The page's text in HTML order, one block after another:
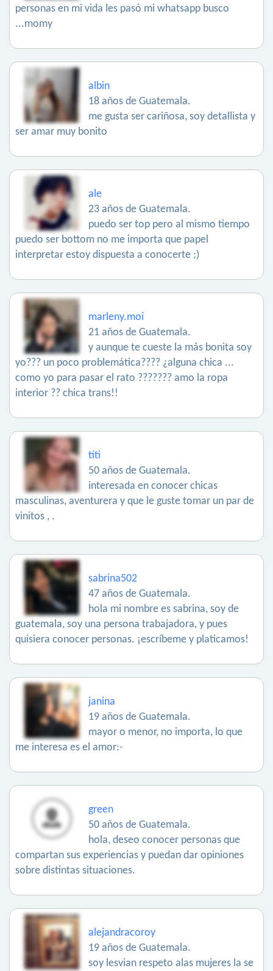
personas en mi vida les pasó mi whatsapp busco
...momy
albin
18 años de Guatemala.
me gusta ser cariñosa, soy detallista y
ser amar muy bonito
ale
23 años de Guatemala.
puedo ser top pero al mismo tiempo
puedo ser bottom no me importa que papel
interpretar estoy dispuesta a conocerte ;)
marleny.moi
21 años de Guatemala.
y aunque te cueste la más bonita soy
yo??? un poco problemática???? ¿alguna chica ...
como yo para pasar el rato ??????? amo la ropa
interior ?? chica trans!!
titi
50 años de Guatemala.
interesada en conocer chicas
masculinas, aventurera y que le guste tomar un par de
vinitos , .
sabrina502
47 años de Guatemala.
hola mi nombre es sabrina, soy de
guatemala, soy una persona trabajadora, y pues
quisiera conocer personas. ¡escríbeme y platicamos!
janina
19 años de Guatemala.
mayor o menor, no importa, lo que
me interesa es el amor:-
green
50 años de Guatemala.
hola, deseo conocer personas que
compartan sus experiencias y puedan dar opiniones
sobre distintas situaciones.
alejandracoroy
19 años de Guatemala.
soy lesvian respeto alas mujeres la se